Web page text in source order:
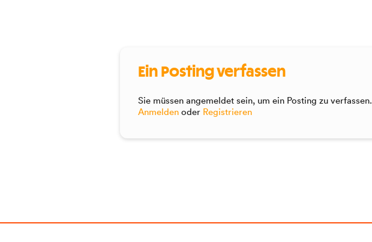
Ein Posting verfassen
Sie müssen angemeldet sein, um ein Posting zu verfassen.
Anmelden oder Registrieren